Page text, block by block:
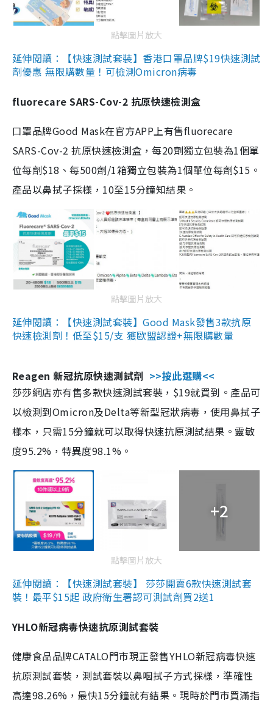
點擊圖片放大
延伸閱讀：【快速測試套裝】香港口罩品牌$19快速測試
劑優惠 無限購數量！可檢測Omicron病毒
fluorecare SARS-Cov-2 抗原快速檢測盒
口罩品牌Good Mask在官方APP上有售fluorecare
SARS-Cov-2 抗原快速檢測盒，每20劑獨立包裝為1個單
位每劑$18、每500劑/1箱獨立包裝為1個單位每劑$15。
產品以鼻拭子採樣，10至15分鐘知結果。
點擊圖片放大
延伸閱讀：【快速測試套裝】Good Mask發售3款抗原
快速檢測劑！低至$15/支 獲歐盟認證+無限購數量
Reagen 新冠抗原快速測試劑 >>按此選購<<
莎莎網店亦有售多款快速測試套裝，$19就買到。產品可
以檢測到Omicron及Delta等新型冠狀病毒，使用鼻拭子
樣本，只需15分鐘就可以取得快速抗原測試結果。靈敏
度95.2%，特異度98.1%。
+2
點擊圖片放大
延伸閱讀：【快速測試套裝】 莎莎開賣6款快速測試套
裝！最平$15起 政府衛生署認可測試劑買2送1
YHLO新冠病毒快速抗原測試套裝
健康食品品牌CATALO門市現正發售YHLO新冠病毒快速
抗原測試套裝，測試套裝以鼻咽拭子方式採樣，準確性
高達98.26%，最快15分鐘就有結果。現時於門市買滿指